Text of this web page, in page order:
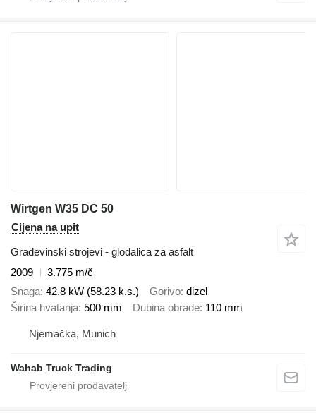
Wirtgen W35 DC 50
Cijena na upit
Građevinski strojevi - glodalica za asfalt
2009
3.775 m/č
Snaga 42.8 kW (58.23 k.s.) Gorivo dizel
Širina hvatanja 500 mm Dubina obrade 110 mm
Njemačka, Munich
Wahab Truck Trading